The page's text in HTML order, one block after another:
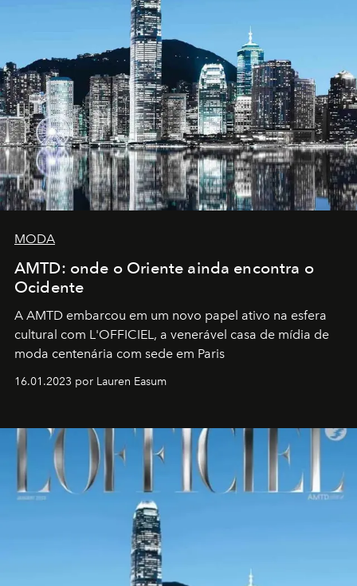
MODA
AMTD: onde o Oriente ainda encontra o
Ocidente
A AMTD embarcou em um novo papel ativo na esfera
cultural com L'OFFICIEL, a venerável casa de mídia de
moda centenária com sede em Paris
16.01.2023 por Lauren Easum